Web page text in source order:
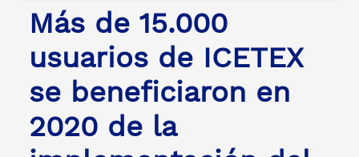
Más de 15.000
usuarios de ICETEX
se beneficiaron en
2020 de la